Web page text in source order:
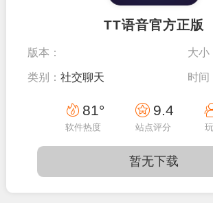
TT语音官方正版
版本：
v7.31.6.5.54233369
大小
类别：社交聊天 时间
81°
软件热度
9.4
站点评分
暂无下载